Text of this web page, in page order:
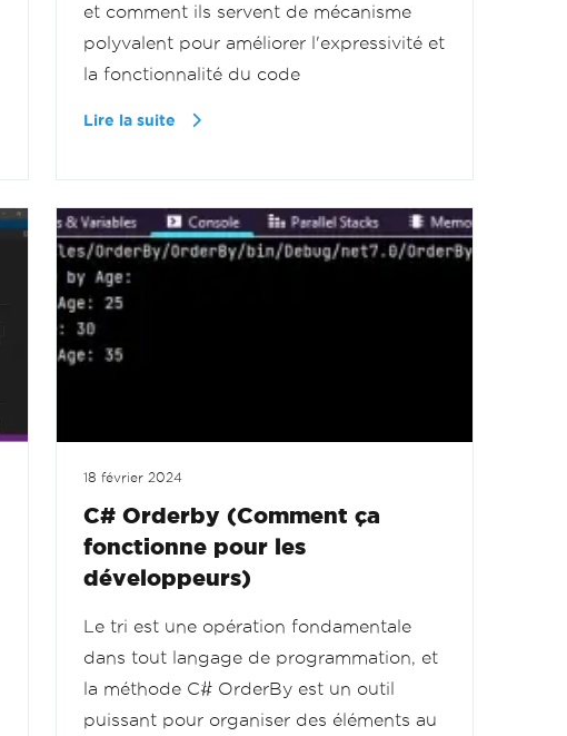
et comment ils servent de mécanisme
polyvalent pour améliorer l'expressivité et
la fonctionnalité du code
Lire la suite
18 février 2024
C# Orderby (Comment ça
fonctionne pour les
développeurs)
Le tri est une opération fondamentale
dans tout langage de programmation, et
la méthode C# OrderBy est un outil
puissant pour organiser des éléments au